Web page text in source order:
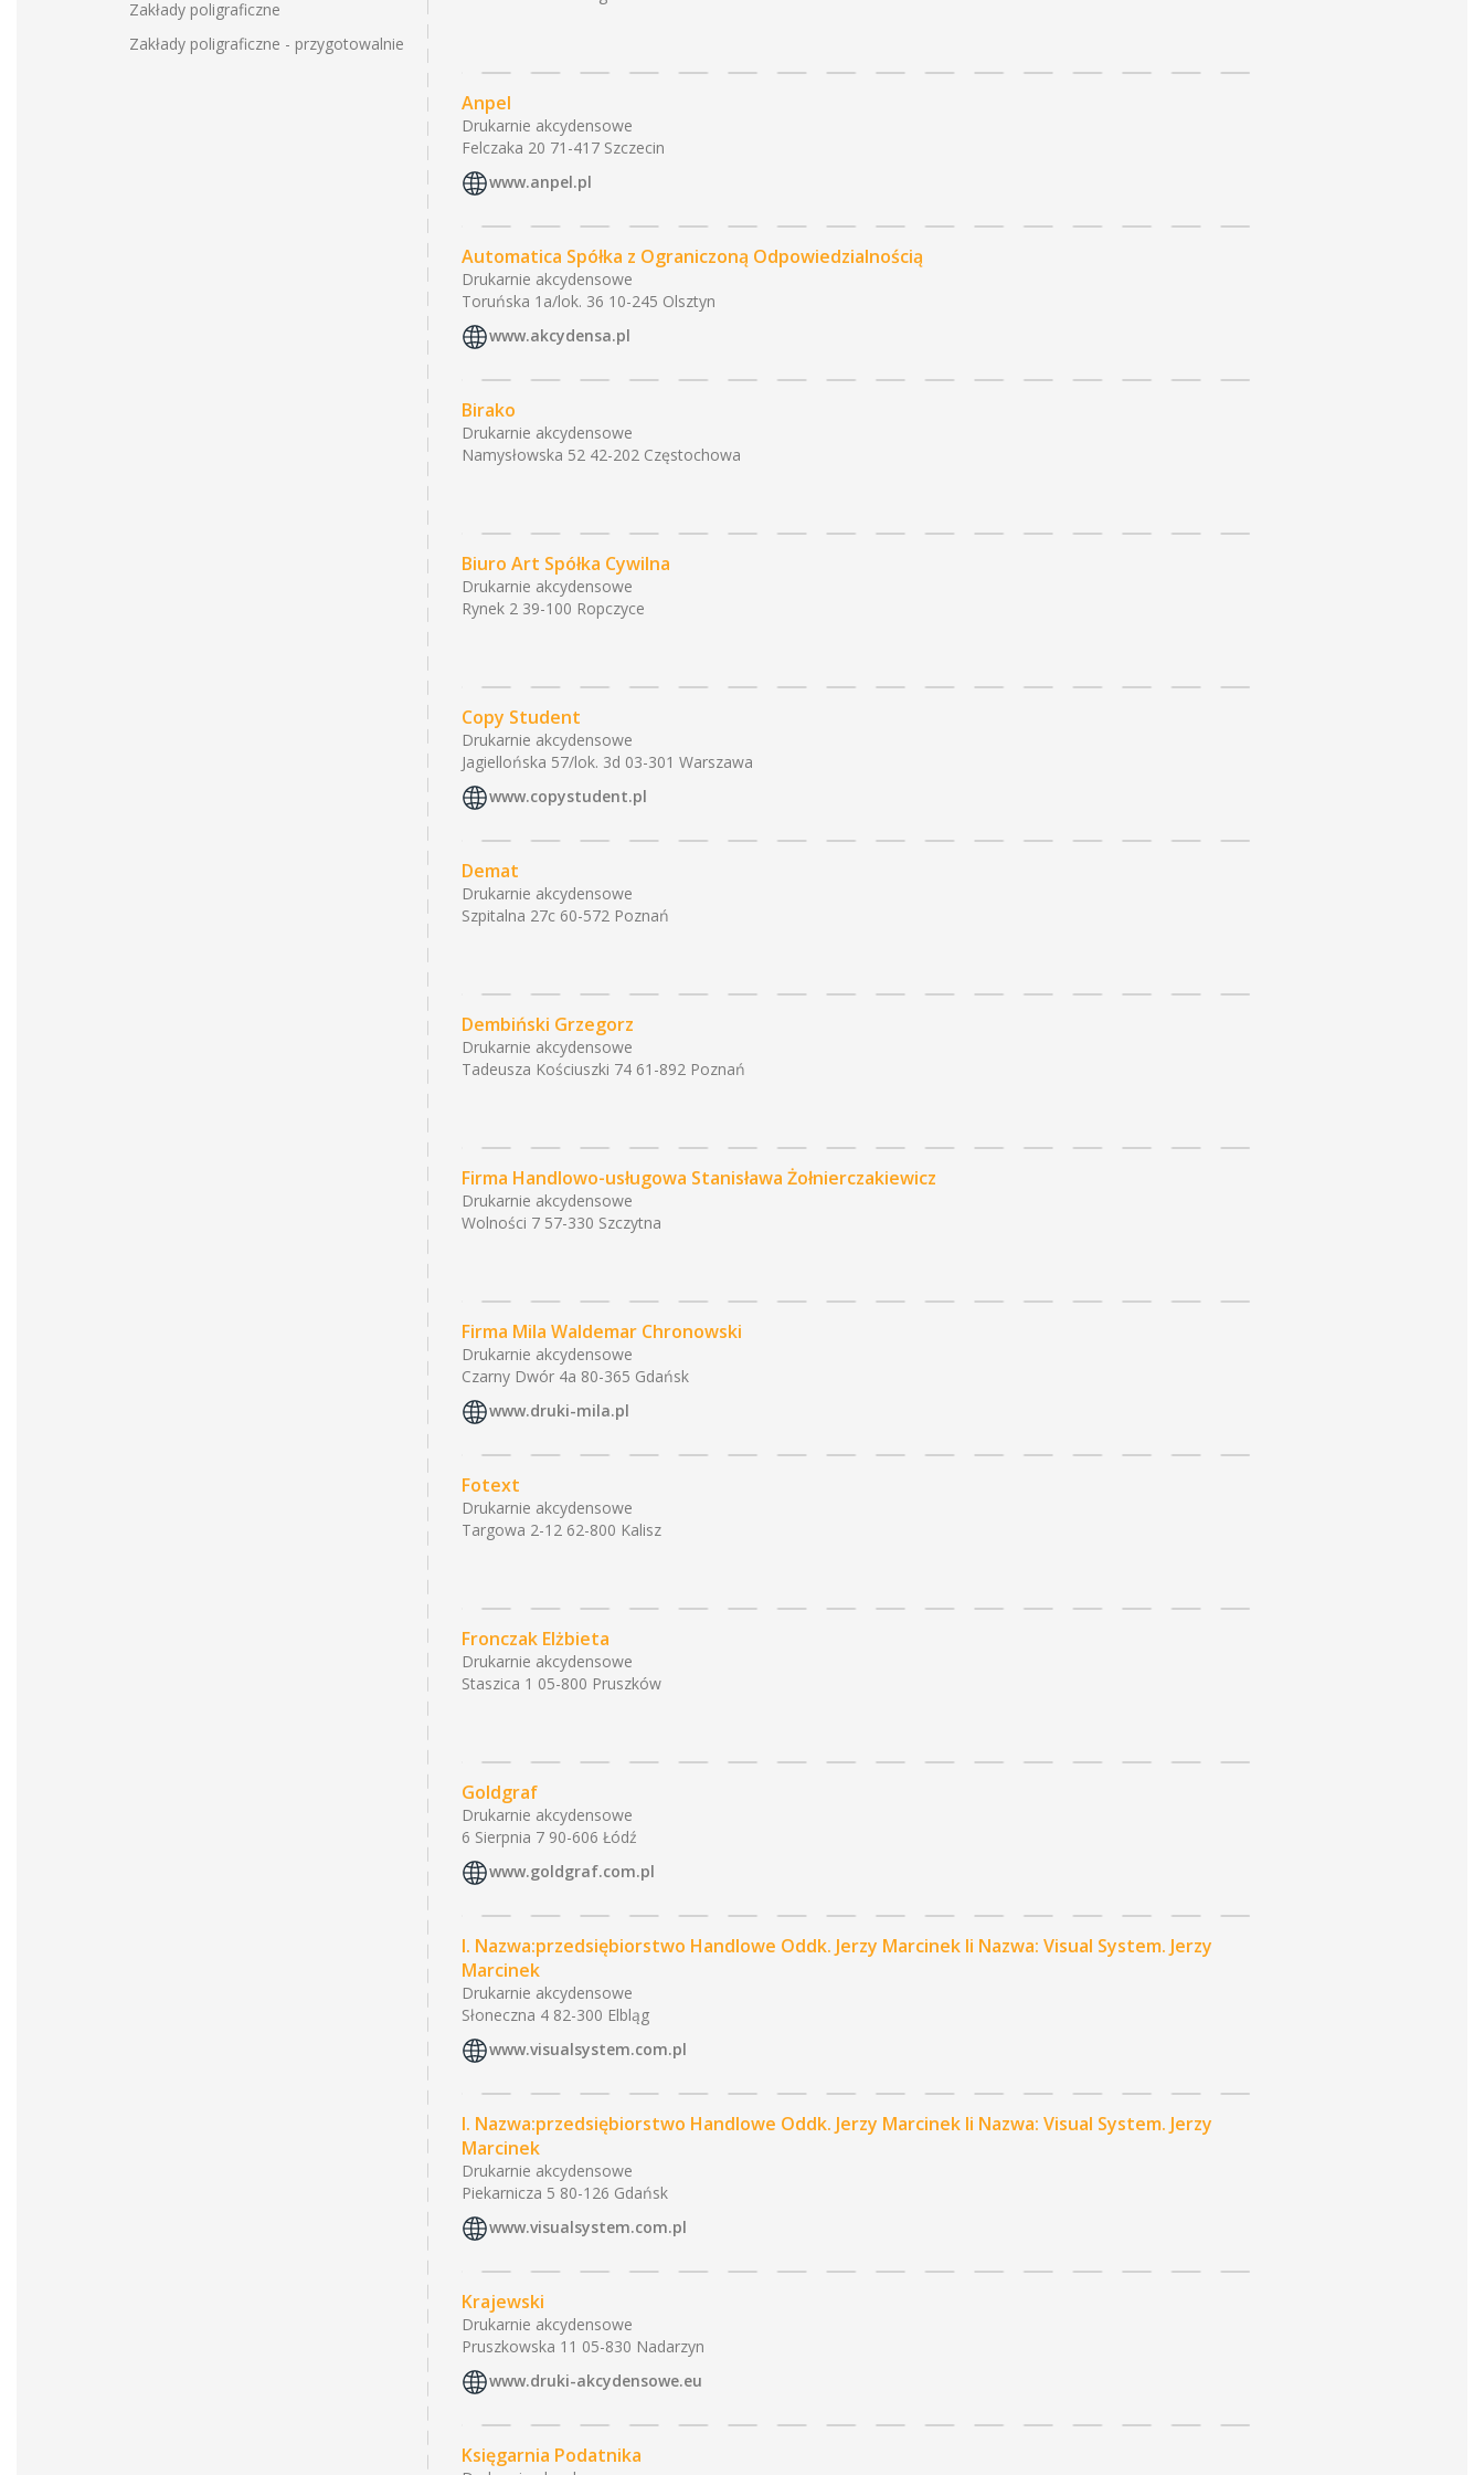
Zakłady poligraficzne
Zakłady poligraficzne - przygotowalnie
Anpel
Drukarnie akcydensowe
Felczaka 20 71-417 Szczecin
www.anpel.pl
Automatica Spółka z Ograniczoną Odpowiedzialnością
Drukarnie akcydensowe
Toruńska 1a/lok. 36 10-245 Olsztyn
www.akcydensa.pl
Birako
Drukarnie akcydensowe
Namysłowska 52 42-202 Częstochowa
Biuro Art Spółka Cywilna
Drukarnie akcydensowe
Rynek 2 39-100 Ropczyce
Copy Student
Drukarnie akcydensowe
Jagiellońska 57/lok. 3d 03-301 Warszawa
www.copystudent.pl
Demat
Drukarnie akcydensowe
Szpitalna 27c 60-572 Poznań
Dembiński Grzegorz
Drukarnie akcydensowe
Tadeusza Kościuszki 74 61-892 Poznań
Firma Handlowo-usługowa Stanisława Żołnierczakiewicz
Drukarnie akcydensowe
Wolności 7 57-330 Szczytna
Firma Mila Waldemar Chronowski
Drukarnie akcydensowe
Czarny Dwór 4a 80-365 Gdańsk
www.druki-mila.pl
Fotext
Drukarnie akcydensowe
Targowa 2-12 62-800 Kalisz
Fronczak Elżbieta
Drukarnie akcydensowe
Staszica 1 05-800 Pruszków
Goldgraf
Drukarnie akcydensowe
6 Sierpnia 7 90-606 Łódź
www.goldgraf.com.pl
I. Nazwa:przedsiębiorstwo Handlowe Oddk. Jerzy Marcinek Ii Nazwa: Visual System. Jerzy
Marcinek
Drukarnie akcydensowe
Słoneczna 4 82-300 Elbląg
www.visualsystem.com.pl
I. Nazwa:przedsiębiorstwo Handlowe Oddk. Jerzy Marcinek Ii Nazwa: Visual System. Jerzy
Marcinek
Drukarnie akcydensowe
Piekarnicza 5 80-126 Gdańsk
www.visualsystem.com.pl
Krajewski
Drukarnie akcydensowe
Pruszkowska 11 05-830 Nadarzyn
www.druki-akcydensowe.eu
Księgarnia Podatnika